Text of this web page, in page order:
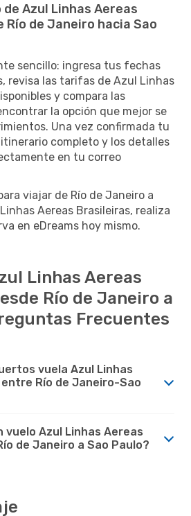
Azul Linhas Aereas
Río de Janeiro hacia Sao
sencillo: ingresa tus fechas
revisa las tarifas de Azul Linhas
y compara las
la opción que mejor se
Una vez confirmada tu
completo y los detalles
en tu correo
viajar de Río de Janeiro a
Aereas Brasileiras, realiza
en eDreams hoy mismo.
Linhas Aereas
Río de Janeiro a
Frecuentes
vuela Azul Linhas
Río de Janeiro-Sao
Azul Linhas Aereas
de Janeiro a Sao Paulo?